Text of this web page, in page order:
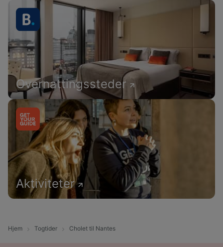
Overnattingssteder
Aktiviteter
Hjem Togtider Cholet til Nantes